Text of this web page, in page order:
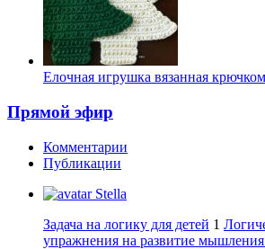
Елочная игрушка вязанная
Прямой эфир
Комментарии
Публикации
Stella
Задача на логику для детей 1
упражнения на развитие мышления